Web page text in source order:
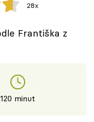
28x
Františka z
120 minut